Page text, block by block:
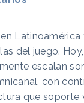
Latinoamérica
del juego.
escalan
con
que soporte